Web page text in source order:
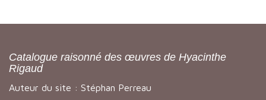
Catalogue raisonné des œuvres de Hyacinthe
Rigaud
Auteur du site : Stéphan Perreau